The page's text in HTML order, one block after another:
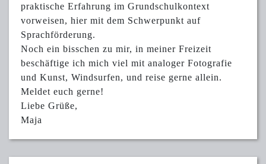
praktische Erfahrung im Grundschulkontext
vorweisen, hier mit dem Schwerpunkt auf
Sprachförderung.
Noch ein bisschen zu mir, in meiner Freizeit
beschäftige ich mich viel mit analoger Fotografie
und Kunst, Windsurfen, und reise gerne allein.
Meldet euch gerne!
Liebe Grüße,
Maja